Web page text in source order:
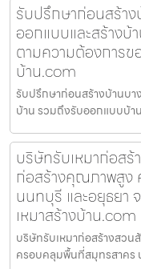
รับปรึกษาก่อนสร้า
ออกแบบและสร้าง
ตามความต้องการข
บ้าน.com
รับปรึกษาก่อนสร้างบ้านบา
บ้าน รวมถึงรับออกแบบบ้า
บริษัทรับเหมาก่อส
ก่อสร้างคุณภาพสูง
นนทบุรี และอยุธยา
เหมาสร้างบ้าน.com
บริษัทรับเหมาก่อสร้างสว
ครอบคลุมพื้นที่สมุทรสาคร